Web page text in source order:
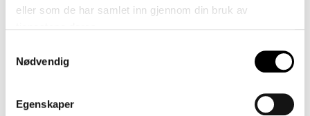
eller som de har samlet inn gjennom din bruk av
Nødvendig
Egenskaper